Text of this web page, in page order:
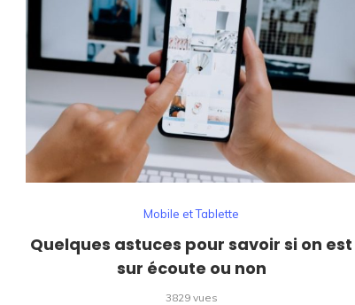
Mobile et Tablette
Quelques astuces pour savoir si on est
sur écoute ou non
3829 vues